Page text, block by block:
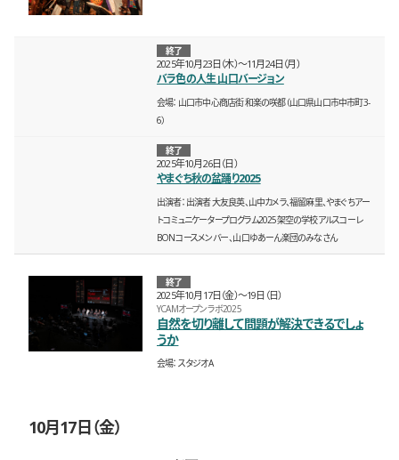
2025年10月23日（木）〜11月24日（月）
終了
バラ色の人生 山口バージョン
会場 山口市中心商店街 和楽の咲都（山口県山口市中市町3-
6）
2025年10月26日（日）
終了
やまぐち秋の盆踊り2025
出演者 出演者 大友良英、山中カメラ、福留麻里、やまぐちアー
トコミュニケータープログラム2025架空の学校アルスコーレ
BONコースメンバー 、山口ゆあーん楽団のみなさん
2025年10月17日（金）〜19日（日）
終了
YCAMオープンラボ2025
自然を切り離して問題が解決できるでしょ
うか
会場 スタジオA
10月17日（金）